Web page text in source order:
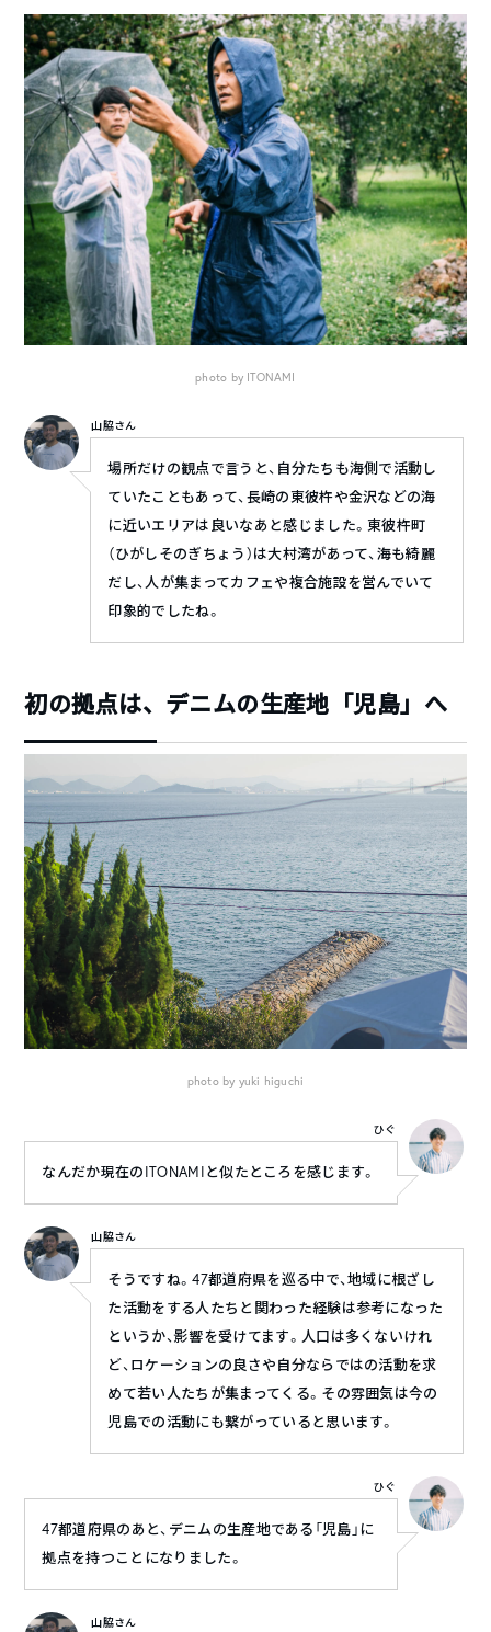
photo by ITONAMI
山脇さん
場所だけの観点で言うと、自分たちも海側で活動し
ていたこともあって、長崎の東彼杵や金沢などの海
に近いエリアは良いなあと感じました。東彼杵町
（ひがしそのぎちょう）は大村湾があって、海も綺麗
だし、人が集まってカフェや複合施設を営んでいて
印象的でしたね。
初の拠点は、デニムの生産地「児島」へ
photo by yuki higuchi
なんだか現在のITONAMIと似たところを感じます。
ひぐ
山脇さん
そうですね。47都道府県を巡る中で、地域に根ざし
た活動をする人たちと関わった経験は参考になった
というか、影響を受けてます。人口は多くないけれ
ど、ロケーションの良さや自分ならではの活動を求
めて若い人たちが集まってくる。その雰囲気は今の
児島での活動にも繋がっていると思います。
47都道府県のあと、デニムの生産地である「児島」に
拠点を持つことになりました。
ひぐ
山脇さん